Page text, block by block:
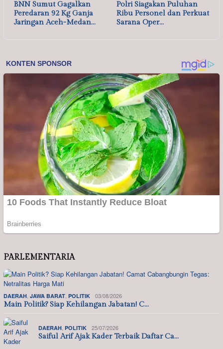
BNN Sumut Gagalkan
Peredaran 92 Kg Ganja
Jaringan Aceh-Medan…
Polri Siagakan Puluhan
Ribu Personel dan Perkuat
Sarana Oper…
PARLEMENTARIA
DAERAH, JAWA BARAT, POLITIK 03/08/2026
Main Politik? Siap Kehilangan Jabatan! C…
DAERAH, POLITIK 25/07/2026
Saiful Arif Ajak Kader Terbaik Daftar Ca…